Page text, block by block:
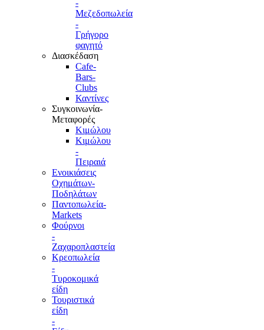
-
Μεζεδοπωλεία
-
Γρήγορο
φαγητό
Διασκέδαση
Cafe-
Bars-
Clubs
Καντίνες
Συγκοινωνία-
Μεταφορές
Κιμώλου
Κιμώλου
-
Πειραιά
Ενοικιάσεις
Οχημάτων-
Ποδηλάτων
Παντοπωλεία-
Markets
Φούρνοι
-
Ζαχαροπλαστεία
Κρεοπωλεία
-
Τυροκομικά
είδη
Τουριστικά
είδη
-